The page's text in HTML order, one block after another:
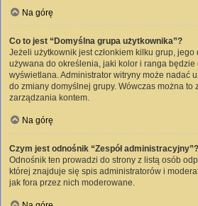
Na górę
Co to jest “Domyślna grupa użytkownika”?
Jeżeli użytkownik jest członkiem kilku grup,
używana do określenia, jaki kolor i ranga
wyświetlana. Administrator witryny może nadać
do zmiany domyślnej grupy. Wówczas można to
zarządzania kontem.
Na górę
Czym jest odnośnik “Zespół administracyjny”?
Odnośnik ten prowadzi do strony z listą osób
której znajduje się spis administratorów i
jak fora przez nich moderowane.